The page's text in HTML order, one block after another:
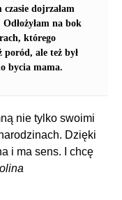
dojrzałam
na bok
którego
poród, ale też był
bycia mama.
nie tylko swoimi
Dzięki
i ma sens. I chcę